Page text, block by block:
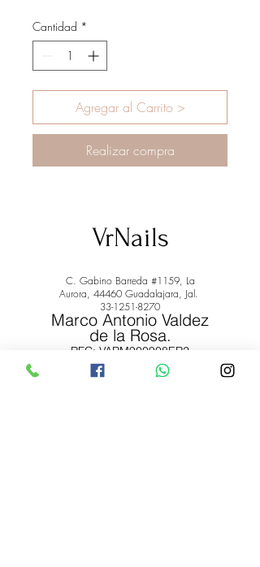
Cantidad *
Agregar al Carrito >
Realizar compra
VrNails
C. Gabino Barreda #1159, La
Aurora, 44460 Guadalajara, Jal.
33-1251-8270
Marco Antonio Valdez
de la Rosa.
RFC: VARM900908ER2